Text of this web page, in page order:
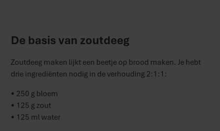
De basis van zoutdeeg
Zoutdeeg maken lijkt een beetje op brood maken. Je hebt
drie ingrediënten nodig in de verhouding 2:1:1:
• 250 g bloem
• 125 g zout
• 125 ml water